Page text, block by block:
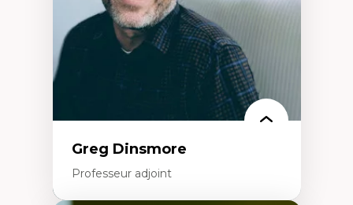
francophone minoritaire
Identité linguistique et culturelle
Recherche-action et approches
participatives
Leadership éducatif et pratiques réflexives
Éducation durable et bien-être en
Greg Dinsmore
Professeur adjoint